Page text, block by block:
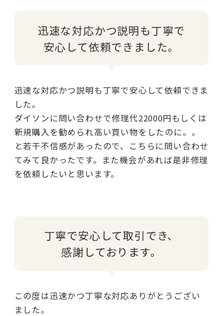
迅速な対応かつ説明も丁寧で
安心して依頼できました。
迅速な対応かつ説明も丁寧で安心して依頼できま
した。
ダイソンに問い合わせで修理代22000円もしくは
新規購入を勧められ高い買い物をしたのに。。
と若干不信感があったので、こちらに問い合わせ
てみて良かったです。また機会があれば是非修理
を依頼したいと思います。
丁寧で安心して取引でき、
感謝しております。
この度は迅速かつ丁寧な対応ありがとうござい
ました。